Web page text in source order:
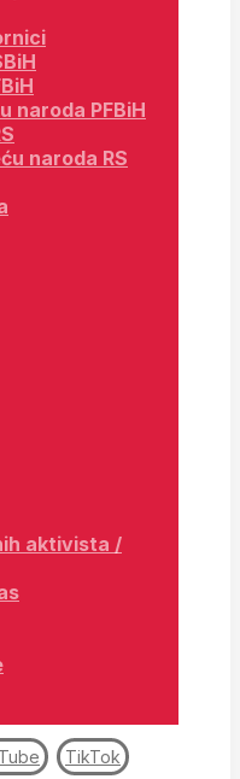
naroda PFBiH
naroda RS
aktivista /
TikTok